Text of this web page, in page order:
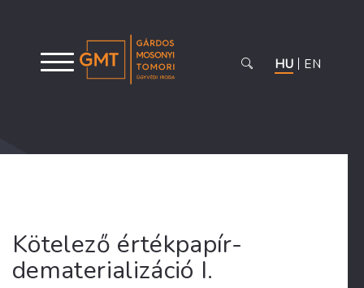
HU EN
Kötelező értékpapír-
dematerializáció I.